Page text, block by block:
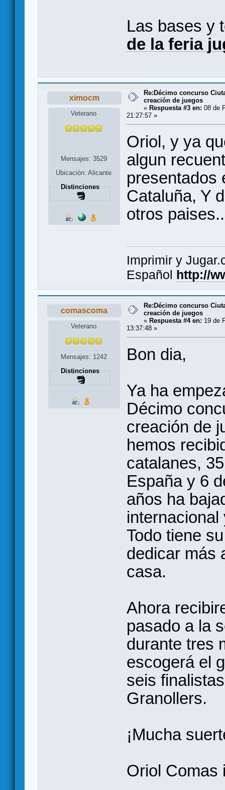
Las bases y
de la feria
ximocm
Veterano
Mensajes: 3529
Ubicación: Alicante
Distinciones
Re:Décimo concurso
creación de juegos
« Respuesta #3 en: 08 de
21:27:57 »
Oriol, y ya
algun
presentados
Cataluña, Y
otros
Imprimir y
Español
http://
comascoma
Veterano
Mensajes: 1242
Distinciones
Re:Décimo concurso
creación de juegos
« Respuesta #4 en: 19 de
13:37:48 »
Bon dia,
Ya ha
Décimo
creación de
hemos
catalanes,
España y 6
años ha
Todo tiene
dedicar más
casa.
Ahora
pasado a la
durante tres
escogerá el
seis
Granollers.
¡Mucha
Oriol Comas